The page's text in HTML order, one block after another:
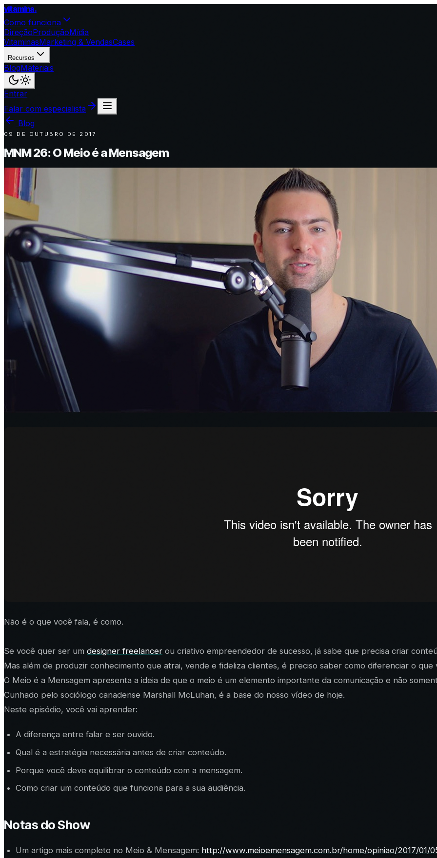
vitamina.
Como funciona
DireçãoProduçãoMídia
VitaminasMarketing & VendasCases
Recursos
BlogMateriais
Entrar
Falar com especialista
Blog
09 DE OUTUBRO DE 2017
MNM 26: O Meio é a Mensagem
Não é o que você fala, é como.
Se você quer ser um designer freelancer ou criativo empreendedor de sucesso, já sabe que precisa criar
Mas além de produzir conhecimento que atrai, vende e fideliza clientes, é preciso saber como diferenciar o que
O Meio é a Mensagem apresenta a ideia de que o meio é um elemento importante da comunicação e não
Cunhado pelo sociólogo canadense Marshall McLuhan, é a base do nosso vídeo de hoje.
Neste episódio, você vai aprender:
A diferença entre falar e ser ouvido.
Qual é a estratégia necessária antes de criar conteúdo.
Porque você deve equilibrar o conteúdo com a mensagem.
Como criar um conteúdo que funciona para a sua audiência.
Notas do Show
Um artigo mais completo no Meio & Mensagem: http://www.meioemensagem.com.br/home/opiniao/2017/